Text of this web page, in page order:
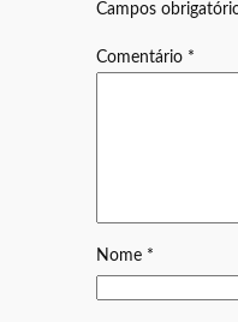
Campos
Comentário *
Nome *